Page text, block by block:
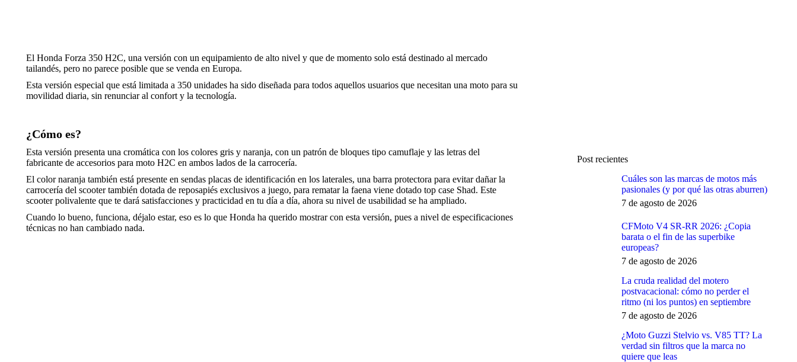
El Honda Forza 350 H2C, una versión con un equipamiento de alto nivel y que de momento solo está destinado al mercado
tailandés, pero no parece posible que se venda en Europa.
Esta versión especial que está limitada a 350 unidades ha sido diseñada para todos aquellos usuarios que necesitan una moto para su
movilidad diaria, sin renunciar al confort y la tecnología.
¿Cómo es?
Esta versión presenta una cromática con los colores gris y naranja, con un patrón de bloques tipo camuflaje y las letras del
fabricante de accesorios para moto H2C en ambos lados de la carrocería.
El color naranja también está presente en sendas placas de identificación en los laterales, una barra protectora para evitar dañar la
carrocería del scooter también dotada de reposapiés exclusivos a juego, para rematar la faena viene dotado top case Shad. Este
scooter polivalente que te dará satisfacciones y practicidad en tu día a día, ahora su nivel de usabilidad se ha ampliado.
Cuando lo bueno, funciona, déjalo estar, eso es lo que Honda ha querido mostrar con esta versión, pues a nivel de especificaciones
técnicas no han cambiado nada.
Post recientes
Cuáles son las marcas de motos más
pasionales (y por qué las otras aburren)
7 de agosto de 2026
CFMoto V4 SR-RR 2026: ¿Copia
barata o el fin de las superbike
europeas?
7 de agosto de 2026
La cruda realidad del motero
postvacacional: cómo no perder el
ritmo (ni los puntos) en septiembre
7 de agosto de 2026
¿Moto Guzzi Stelvio vs. V85 TT? La
verdad sin filtros que la marca no
quiere que leas